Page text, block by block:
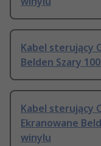
Kabel sterujący
Belden Szary
Kabel sterujący
Ekranowane
winylu